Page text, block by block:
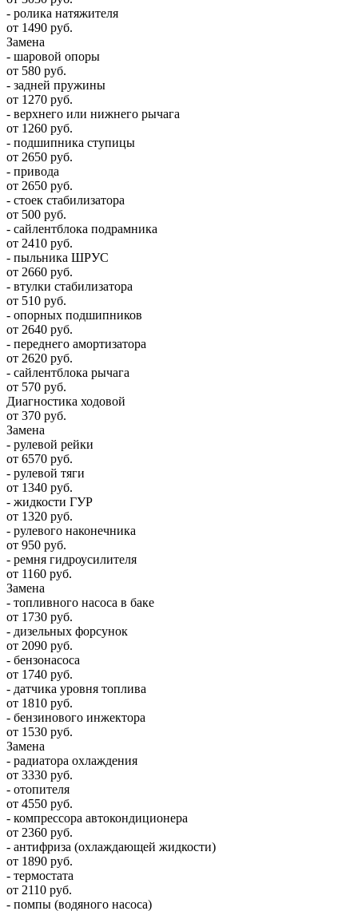
- ролика натяжителя
от 1490 руб.
Замена
- шаровой опоры
от 580 руб.
- задней пружины
от 1270 руб.
- верхнего или нижнего рычага
от 1260 руб.
- подшипника ступицы
от 2650 руб.
- привода
от 2650 руб.
- стоек стабилизатора
от 500 руб.
- сайлентблока подрамника
от 2410 руб.
- пыльника ШРУС
от 2660 руб.
- втулки стабилизатора
от 510 руб.
- опорных подшипников
от 2640 руб.
- переднего амортизатора
от 2620 руб.
- сайлентблока рычага
от 570 руб.
Диагностика ходовой
от 370 руб.
Замена
- рулевой рейки
от 6570 руб.
- рулевой тяги
от 1340 руб.
- жидкости ГУР
от 1320 руб.
- рулевого наконечника
от 950 руб.
- ремня гидроусилителя
от 1160 руб.
Замена
- топливного насоса в баке
от 1730 руб.
- дизельных форсунок
от 2090 руб.
- бензонасоса
от 1740 руб.
- датчика уровня топлива
от 1810 руб.
- бензинового инжектора
от 1530 руб.
Замена
- радиатора охлаждения
от 3330 руб.
- отопителя
от 4550 руб.
- компрессора автокондиционера
от 2360 руб.
- антифриза (охлаждающей жидкости)
от 1890 руб.
- термостата
от 2110 руб.
- помпы (водяного насоса)